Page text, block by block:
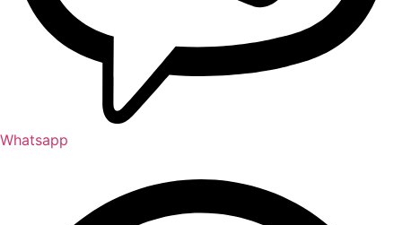
Whatsapp